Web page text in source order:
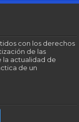
con los derechos
de las
la actualidad de
de un